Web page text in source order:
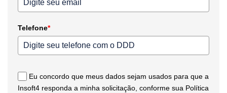
Telefone*
Eu concordo que meus dados sejam usados para que a
Insoft4 responda a minha solicitação, conforme sua Política